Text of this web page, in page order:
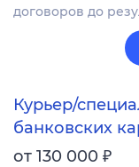
договоров до
Курьер/
банковских
от 130 000 ₽